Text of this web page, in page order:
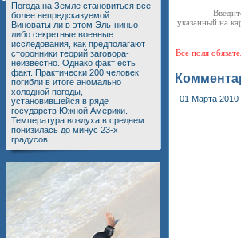
Погода на Земле становиться все
более непредсказуемой.
Виноваты ли в этом Эль-ниньо
либо секретные военные
исследования, как предполагают
сторонники теорий заговора-
неизвестно. Однако факт есть
факт. Практически 200 человек
погибли в итоге аномально
холодной погоды,
установившейся в ряде
государств Южной Америки.
Температура воздуха в среднем
понизилась до минус 23-х
градусов.
указанный на
Все поля
01 Марта 2010